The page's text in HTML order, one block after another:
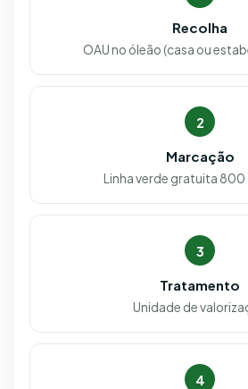
Recolha
OAU no óleão (casa ou
2
Marcação
Linha verde gratuita
3
Tratamento
Unidade de
4